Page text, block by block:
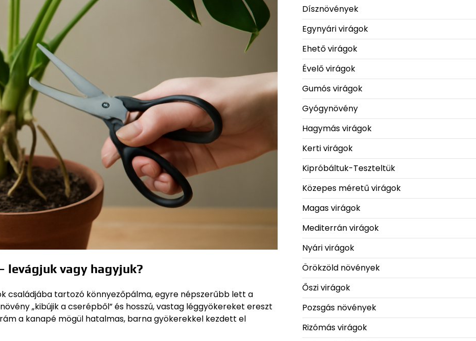
levágjuk vagy hagyjuk?
családjába tartozó könnyezőpálma, egyre népszerűbb lett a
„kibújik a cserépből” és hosszú, vastag léggyökereket ereszt
a kanapé mögül hatalmas, barna gyökerekkel kezdett el
Dísznövények
Egynyári virágok
Ehető virágok
Évelő virágok
Gumós virágok
Gyógynövény
Hagymás virágok
Kerti virágok
Kipróbáltuk-Teszteltük
Közepes méretű virágok
Magas virágok
Mediterrán virágok
Nyári virágok
Örökzöld növények
Őszi virágok
Pozsgás növények
Rizómás virágok